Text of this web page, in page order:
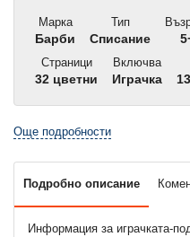
Марка
Барби
Тип
Списание
Страници
32 цветни
Включва
Играчка
Още подробности
Подробно описание
Информация за играчката-